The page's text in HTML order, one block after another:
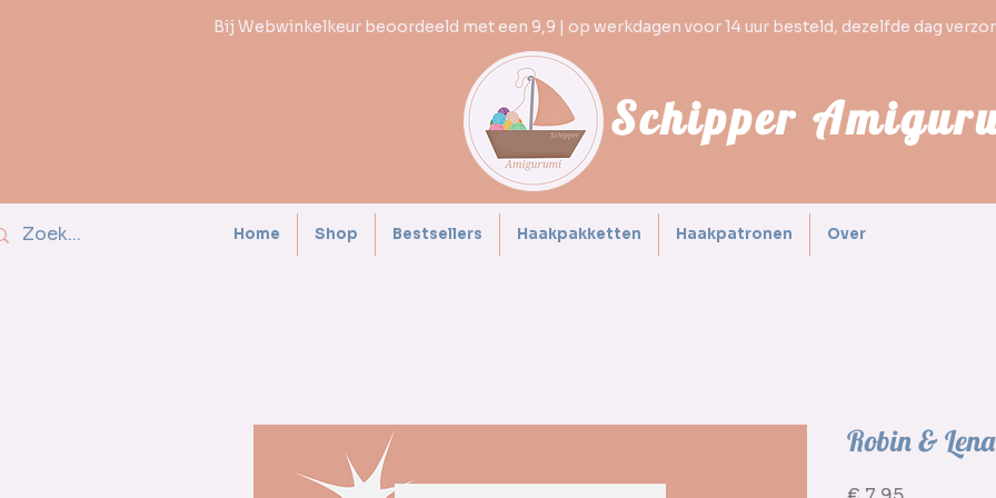
Bij Webwinkelkeur beoordeeld met een 9,9 | op werkdagen voor 14 uur besteld, dezelfde dag
Schipper
Home Shop Bestsellers Haakpakketten Haakpatronen Over
Robin &